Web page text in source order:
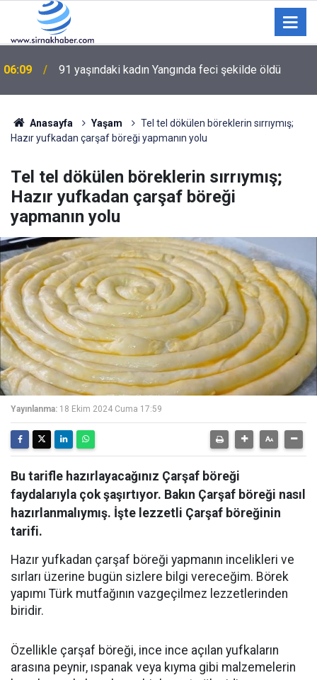
04:05 Trabzonlular Salah için yeri göğü inletti
Anasayfa Yaşam
Tel tel dökülen böreklerin sırrıymış;
Hazır yufkadan çarşaf böreği yapmanın yolu
Tel tel dökülen böreklerin sırrıymış;
Hazır yufkadan çarşaf böreği
yapmanın yolu
Yayınlanma: 18 Ekim 2024 Cuma 17:59
Bu tarifle hazırlayacağınız Çarşaf böreği
faydalarıyla çok şaşırtıyor. Bakın Çarşaf böreği nasıl
hazırlanmalıymış. İşte lezzetli Çarşaf böreğinin
tarifi.
Hazır yufkadan çarşaf böreği yapmanın incelikleri ve
sırları üzerine bugün sizlere bilgi vereceğim. Börek
yapımı Türk mutfağının vazgeçilmez lezzetlerinden
biridir.
Özellikle çarşaf böreği, ince ince açılan yufkaların
arasına peynir, ıspanak veya kıyma gibi malzemelerin